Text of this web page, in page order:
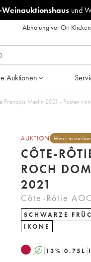
und
Abholung vor Ort
Auktionen
François Merlin 2021 - Posten
AUKTION Mwst. erstattbar
CÔTE-
ROCH
2021
Côte-Rôtie AOC
SCHWARZE
IKONE
A 13% 0.75 L